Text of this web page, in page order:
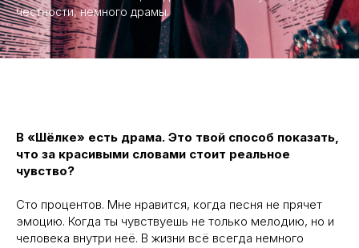
честности, немного драмы.
В «Шёлке» есть драма. Это твой способ показать,
что за красивыми словами стоит реальное
чувство?
Сто процентов. Мне нравится, когда песня не прячет
эмоцию. Когда ты чувствуешь не только мелодию, но и
человека внутри неё. В жизни всё всегда немного